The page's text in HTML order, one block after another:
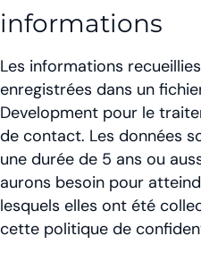
informations
Les informations
enregistrées dans un
Development pour le
de contact. Les données
une durée de 5 ans ou
aurons besoin pour
lesquels elles ont été
cette politique de